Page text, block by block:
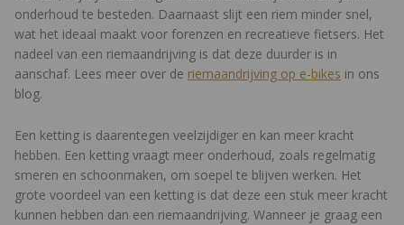
onderhoud te besteden. Daarnaast slijt een riem minder snel,
wat het ideaal maakt voor forenzen en recreatieve fietsers. Het
nadeel van een riemaandrijving is dat deze duurder is in
aanschaf. Lees meer over de riemaandrijving op e-bikes in ons
blog.
Een ketting is daarentegen veelzijdiger en kan meer kracht
hebben. Een ketting vraagt meer onderhoud, zoals regelmatig
smeren en schoonmaken, om soepel te blijven werken. Het
grote voordeel van een ketting is dat deze een stuk meer kracht
kunnen hebben dan een riemaandrijving. Wanneer je graag een